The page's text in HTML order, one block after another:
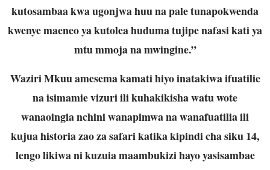
kutosambaa kwa ugonjwa huu na pale tunapokwenda
kwenye maeneo ya kutolea huduma tujipe nafasi kati ya
mtu mmoja na mwingine.”
Waziri Mkuu amesema kamati hiyo inatakiwa ifuatilie
na isimamie vizuri ili kuhakikisha watu wote
wanaoingia nchini wanapimwa na wanafuatilia ili
kujua historia zao za safari katika kipindi cha siku 14,
lengo likiwa ni kuzuia maambukizi hayo yasisambae